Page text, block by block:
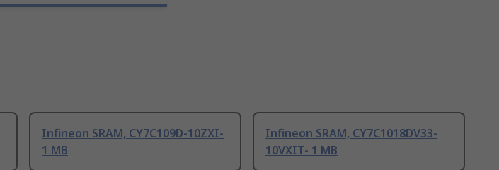
Infineon SRAM, CY7C109D-10ZXI-
1 MB
Infineon SRAM, CY7C1018DV33-
10VXIT- 1 MB